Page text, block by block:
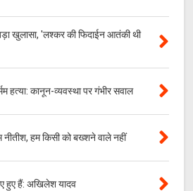
खुलासा, 'लश्‍कर की फिदाईन आतंकी थी
हत्या: कानून-व्यवस्था पर गंभीर सवाल
हम किसी को बख्शने वाले नहीं
हुए हैं: अखिलेश यादव